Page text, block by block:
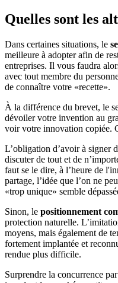
Quelles sont les
Dans certaines situations, le
meilleure à adopter afin de
entreprises. Il vous faudra
avec tout membre du
de connaître votre «recette».
À la différence du brevet, le
dévoiler votre invention au
voir votre innovation copiée.
L’obligation d’avoir à signer
discuter de tout et de
faut se le dire, à l’heure de
partage, l’idée que l’on ne
«trop unique» semble
Sinon, le positionnement
protection naturelle.
moyens, mais également de
fortement implantée et
rendue plus difficile.
Surprendre la concurrence